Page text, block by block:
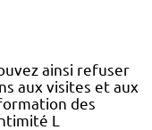
ainsi refuser
aux visites et aux
des
L